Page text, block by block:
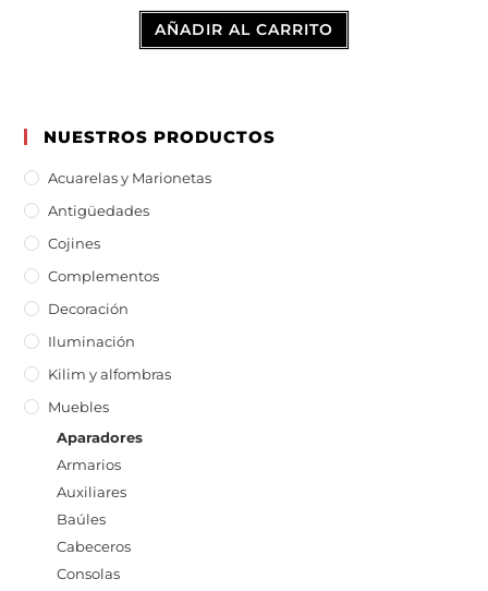
AÑADIR AL CARRITO
NUESTROS PRODUCTOS
Acuarelas y Marionetas
Antigüedades
Cojines
Complementos
Decoración
Iluminación
Kilim y alfombras
Muebles
Aparadores
Armarios
Auxiliares
Baúles
Cabeceros
Consolas